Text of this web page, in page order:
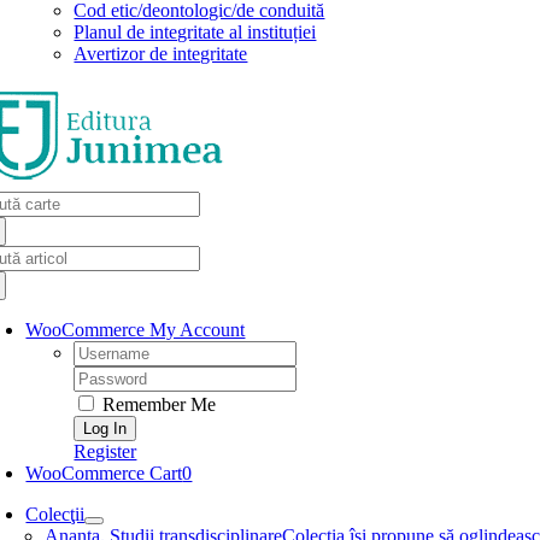
Cod etic/deontologic/de conduită
Planul de integritate al instituției
Avertizor de integritate
WooCommerce My Account
Username:
Password:
Remember Me
Register
WooCommerce Cart0
Colecţii
Ananta. Studii transdisciplinareColecţia își propune să